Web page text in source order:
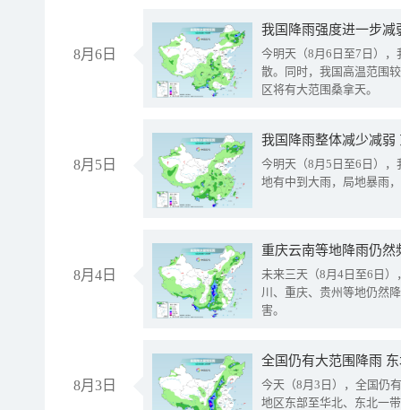
8月6日
今明天（8月6日至7日）
散。同时，我国高温范围
区将有大范围桑拿天。
8月5日
我国降雨整体减少减弱
今明天（8月5日至6日）
地有中到大雨，局地暴雨
8月4日
重庆云南等地降雨仍然
未来三天（8月4日至6日
川、重庆、贵州等地仍然
害。
8月3日
全国仍有大范围降雨
今天（8月3日），全国仍
地区东部至华北、东北一